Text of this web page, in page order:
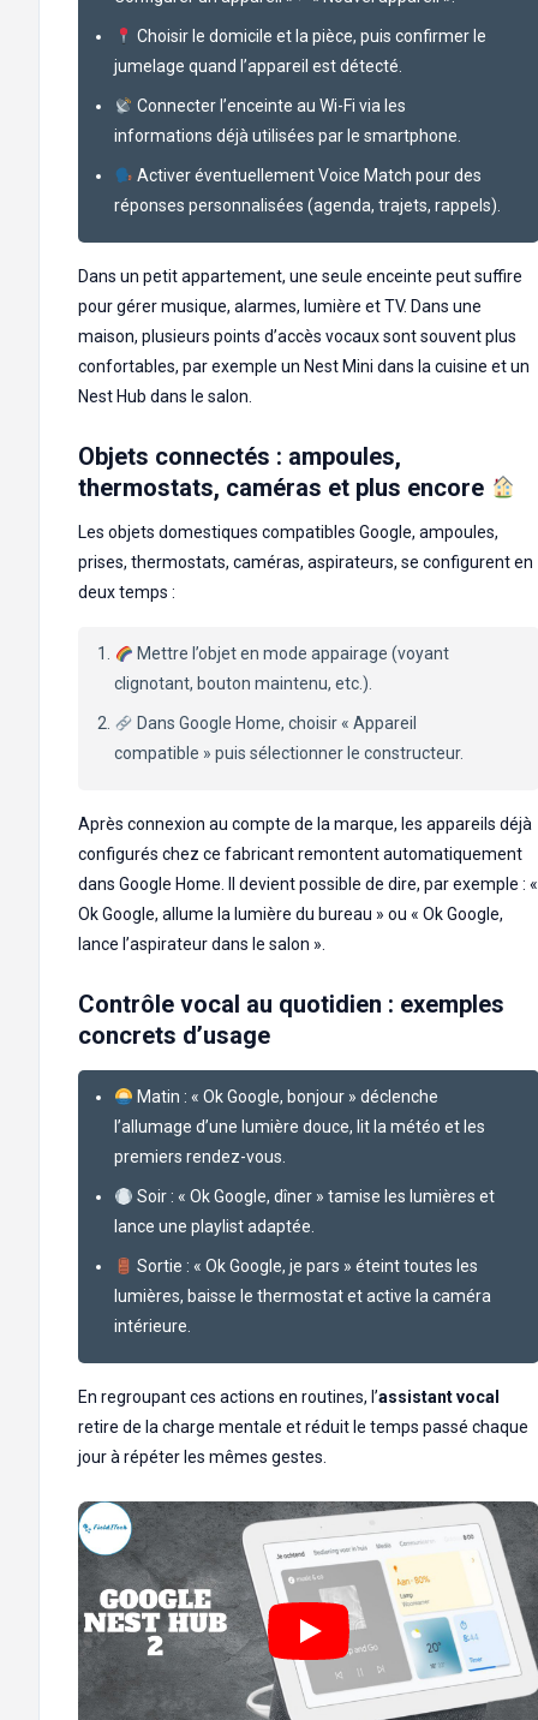
Choisir le domicile et la pièce, puis confirmer le
jumelage quand l’appareil est détecté.
Connecter l’enceinte au Wi-Fi via les
informations déjà utilisées par le smartphone.
Activer éventuellement Voice Match pour des
réponses personnalisées (agenda, trajets, rappels).
Dans un petit appartement, une seule enceinte peut suffire
pour gérer musique, alarmes, lumière et TV. Dans une
maison, plusieurs points d’accès vocaux sont souvent plus
confortables, par exemple un Nest Mini dans la cuisine et un
Nest Hub dans le salon.
Objets connectés : ampoules,
thermostats, caméras et plus encore
Les objets domestiques compatibles Google, ampoules,
prises, thermostats, caméras, aspirateurs, se configurent en
deux temps :
Mettre l’objet en mode appairage (voyant
clignotant, bouton maintenu, etc.).
Dans Google Home, choisir « Appareil
compatible » puis sélectionner le constructeur.
Après connexion au compte de la marque, les appareils déjà
configurés chez ce fabricant remontent automatiquement
dans Google Home. Il devient possible de dire, par exemple : «
Ok Google, allume la lumière du bureau » ou « Ok Google,
lance l’aspirateur dans le salon ».
Contrôle vocal au quotidien : exemples
concrets d’usage
Matin : « Ok Google, bonjour » déclenche
l’allumage d’une lumière douce, lit la météo et les
premiers rendez-vous.
Soir : « Ok Google, dîner » tamise les lumières et
lance une playlist adaptée.
Sortie : « Ok Google, je pars » éteint toutes les
lumières, baisse le thermostat et active la caméra
intérieure.
En regroupant ces actions en routines, l’assistant vocal
retire de la charge mentale et réduit le temps passé chaque
jour à répéter les mêmes gestes.